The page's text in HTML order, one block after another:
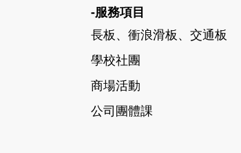
-服務項目
長板、衝浪滑板、交通板
學校社團
商場活動
公司團體課